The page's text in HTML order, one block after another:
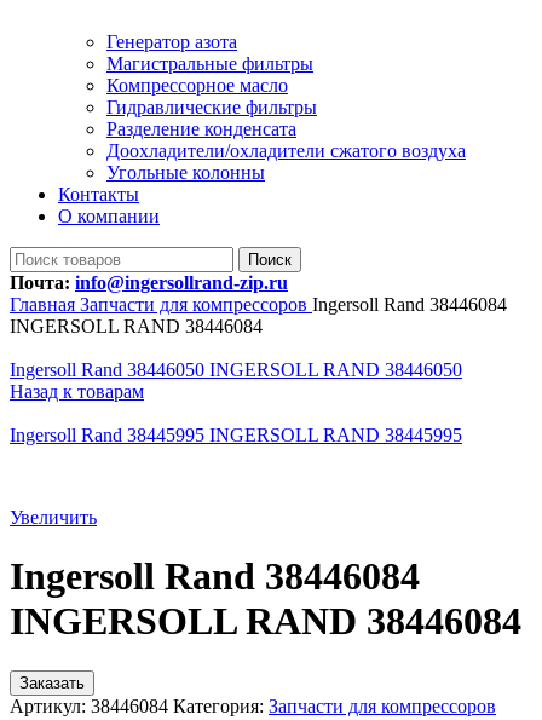
Генератор азота
Магистральные фильтры
Компрессорное масло
Гидравлические фильтры
Разделение конденсата
Доохладители/охладители сжатого воздуха
Угольные колонны
Контакты
О компании
Поиск
Почта: info@ingersollrand-zip.ru
Главная Запчасти для компрессоров Ingersoll Rand 38446084
INGERSOLL RAND 38446084
Ingersoll Rand 38446050 INGERSOLL RAND 38446050
Назад к товарам
Ingersoll Rand 38445995 INGERSOLL RAND 38445995
Увеличить
Ingersoll Rand 38446084
INGERSOLL RAND 38446084
Заказать
Артикул: 38446084 Категория: Запчасти для компрессоров